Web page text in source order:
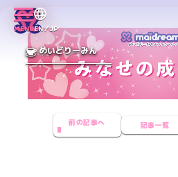
MENUEN／JP
めいどりーみん
前の記事へ 記事一覧